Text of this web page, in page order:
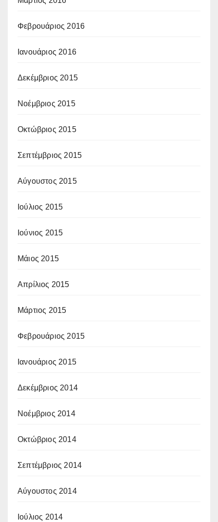
Φεβρουάριος 2016
Ιανουάριος 2016
Δεκέμβριος 2015
Νοέμβριος 2015
Οκτώβριος 2015
Σεπτέμβριος 2015
Αύγουστος 2015
Ιούλιος 2015
Ιούνιος 2015
Μάιος 2015
Απρίλιος 2015
Μάρτιος 2015
Φεβρουάριος 2015
Ιανουάριος 2015
Δεκέμβριος 2014
Νοέμβριος 2014
Οκτώβριος 2014
Σεπτέμβριος 2014
Αύγουστος 2014
Ιούλιος 2014